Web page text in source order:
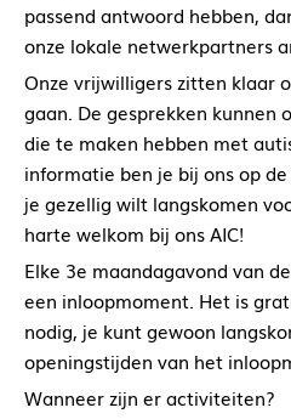
passend antwoord hebben,
onze lokale netwerkpartners
Onze vrijwilligers zitten klaar
gaan. De gesprekken kunnen
die te maken hebben met
informatie ben je bij ons op
je gezellig wilt langskomen
harte welkom bij ons AIC!
Elke 3e maandagavond van
een inloopmoment. Het is
nodig, je kunt gewoon
openingstijden van het
Wanneer zijn er activiteiten?